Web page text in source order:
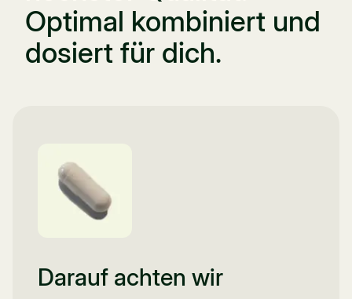
Optimal kombiniert und
dosiert für dich.
Darauf achten wir